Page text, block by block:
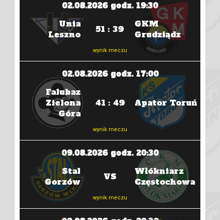
02.08.2026 godz. 19:30
Unia
Leszno
51 : 39
GKM
Grudziądz
wynik meczu
02.08.2026 godz. 17:00
Falubaz
Zielona
Góra
41 : 49 Apator Toruń
wynik meczu
09.08.2026 godz. 20:30
Stal
Gorzów
VS
Włókniarz
Częstochowa
wynik meczu